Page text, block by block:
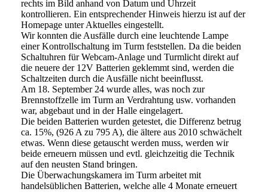
rechts im Bild anhand von Datum und Uhrzeit
kontrollieren. Ein entsprechender Hinweis hierzu ist auf der
Homepage unter Aktuelles eingestellt.
Wir konnten die Ausfälle durch eine leuchtende Lampe
einer Kontrollschaltung im Turm feststellen. Da die beiden
Schaltuhren für Webcam-Anlage und Turmlicht direkt auf
die neuere der 12V Batterien geklemmt sind, werden die
Schaltzeiten durch die Ausfälle nicht beeinflusst.
Am 18. September 24 wurde alles, was noch zur
Brennstoffzelle im Turm an Verdrahtung usw. vorhanden
war, abgebaut und in der Halle eingelagert.
Die beiden Batterien wurden getestet, die Differenz betrug
ca. 15%, (926 A zu 795 A), die ältere aus 2010 schwächelt
etwas. Wenn diese getauscht werden muss, werden wir
beide erneuern müssen und evtl. gleichzeitig die Technik
auf den neusten Stand bringen.
Die Überwachungskamera im Turm arbeitet mit
handelsüblichen Batterien, welche alle 4 Monate erneuert